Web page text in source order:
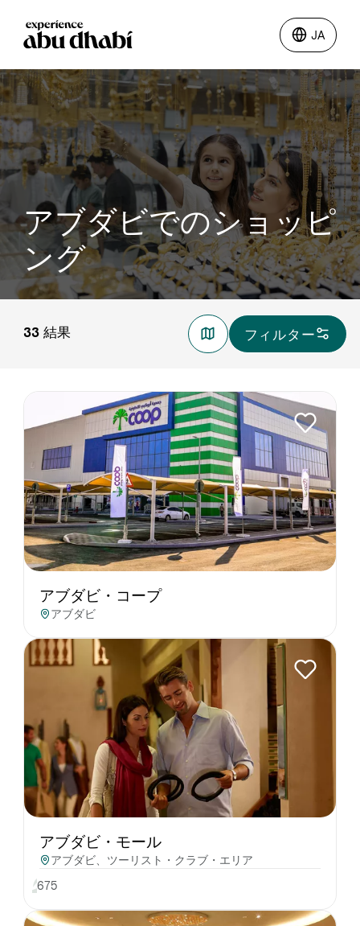
JA
JA
やるべきこと
どこへ行こうか
旅行の計画
アブダビでのショッピ
ング
33 結果 フィルター
アブダビ・コープ
アブダビ
アブダビ・モール
アブダビ、ツーリスト・クラブ・エリア
675